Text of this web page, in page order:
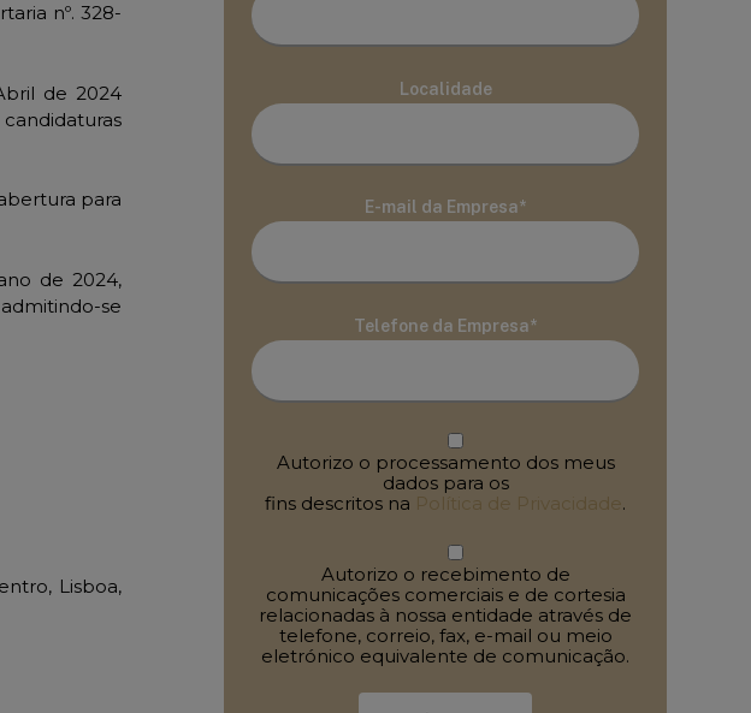
nº. 328-
de 2024
para
de 2024,
se
Lisboa,
Localidade
E-mail da Empresa*
Telefone da Empresa*
Autorizo o processamento dos meus
dados para os
fins descritos na Política de Privacidade.
Autorizo o recebimento de
comunicações comerciais e de cortesia
relacionadas à nossa entidade através de
telefone, correio, fax, e-mail ou meio
eletrónico equivalente de comunicação.